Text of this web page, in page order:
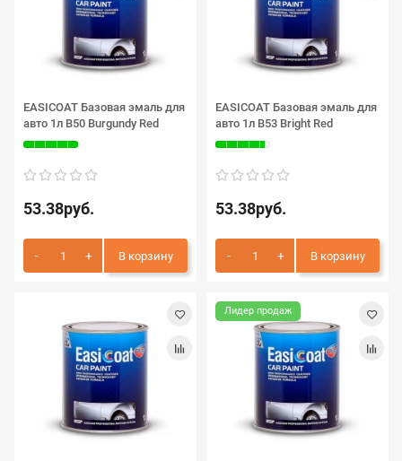
EASICOAT Базовая эмаль для
авто 1л B50 Burgundy Red
53.38руб.
В корзину
EASICOAT Базовая эмаль для
авто 1л B53 Bright Red
53.38руб.
В корзину
Лидер продаж